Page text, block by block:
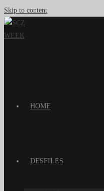
Skip to content
HOME
DESFILES